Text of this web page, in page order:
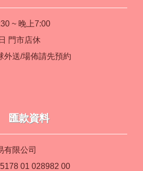
~ 晚上7:00
門市店休
外送/場佈請先預約
匯款資料
有限公司
01 028982 00